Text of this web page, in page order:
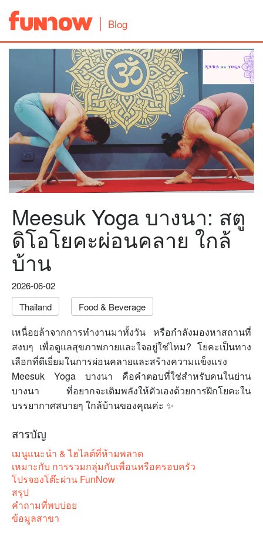
Blog
Meesuk Yoga บางนา: สตู
ดิโอโยคะผ่อนคลาย ใกล้
บ้าน
2026-06-02
Thailand
Food & Beverage
เหนื่อยล้าจากการทำงานมาทั้งวัน หรือกำลังมองหาสถานที่
สงบๆ เพื่อดูแลสุขภาพกายและใจอยู่ใช่ไหม? โยคะเป็นทาง
เลือกที่ดีเยี่ยมในการผ่อนคลายและสร้างความแข็งแรง
Meesuk Yoga บางนา คือคำตอบที่ใช่สำหรับคนในย่าน
บางนา ที่อยากจะเติมพลังให้ตัวเองด้วยการฝึกโยคะใน
บรรยากาศสบายๆ ใกล้บ้านของคุณค่ะ ✨
สารบัญ
เมนูแนะนำ & ไฮไลต์ที่ห้ามพลาด
เหมาะกับ การรวมกลุ่มกับเพื่อนหรือครอบครัว
โปรจองโต๊ะผ่าน FunNow
สรุป
คำถามที่พบบ่อย
ข้อมูลสาขา